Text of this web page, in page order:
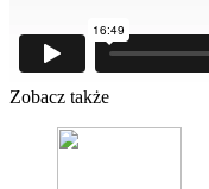
Zobacz także